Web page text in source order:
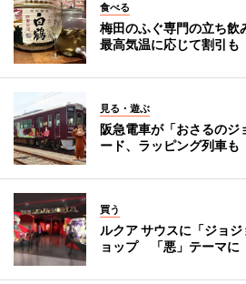
食べる
梅田のふぐ専門の立ち
最高気温に応じて割引も
見る・遊ぶ
阪急電車が「おさるの
ード、ラッピング列車も
買う
ルクア サウスに「ジョ
ョップ 「悪」テーマに